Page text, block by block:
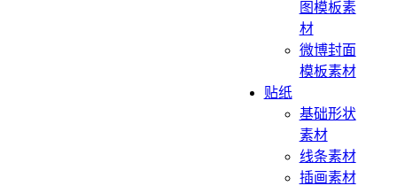
图模板素
材
微博封面
模板素材
贴纸
基础形状
素材
线条素材
插画素材